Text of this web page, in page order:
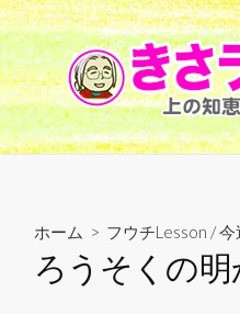
コ
ン
テ
ン
ツ
へ
ホーム > フウチLesson /今
ろうそくの